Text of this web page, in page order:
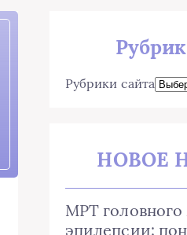
Рубрики сайта
НОВОЕ
МРТ головного
эпилепсии: